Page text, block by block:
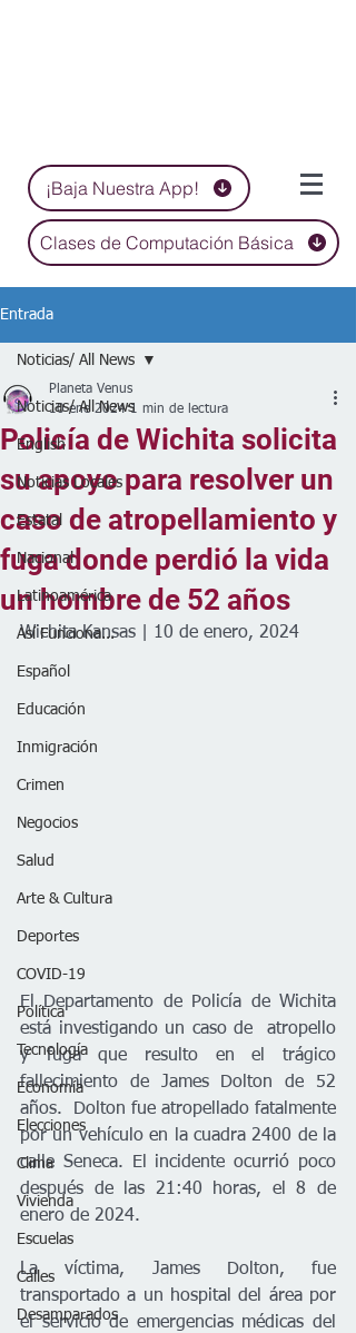
¡Baja Nuestra App!
Clases de Computación Básica
Entrada
Noticias/ All News
English
Noticias Locales
Estatal
Nacional
Latinoamérica
Así Funciona...
Español
Educación
Inmigración
Crimen
Negocios
Salud
Arte & Cultura
Deportes
COVID-19
Política
Tecnología
Economía
Elecciones
Clima
Vivienda
Escuelas
Calles
Desamparados
Noticias/ All News
Policía de Wichita solicita
su apoyo para resolver un
caso de atropellamiento y
fuga donde perdió la vida
un hombre de 52 años
Planeta Venus
10 ene 2024 1 min de lectura
Wichita Kansas | 10 de enero, 2024
El Departamento de Policía de Wichita
está investigando un caso de  atropello
y fuga que resulto en el trágico
fallecimiento de James Dolton de 52
años.  Dolton fue atropellado fatalmente
por un vehículo en la cuadra 2400 de la
calle Seneca. El incidente ocurrió poco
después de las 21:40 horas, el 8 de
enero de 2024.
La víctima, James Dolton, fue
transportado a un hospital del área por
el servicio de emergencias médicas del